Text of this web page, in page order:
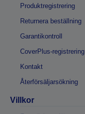
Produktregistrering
Returnera beställning
Garantikontroll
CoverPlus-registrering
Kontakt
Återförsäljarsökning
Villkor